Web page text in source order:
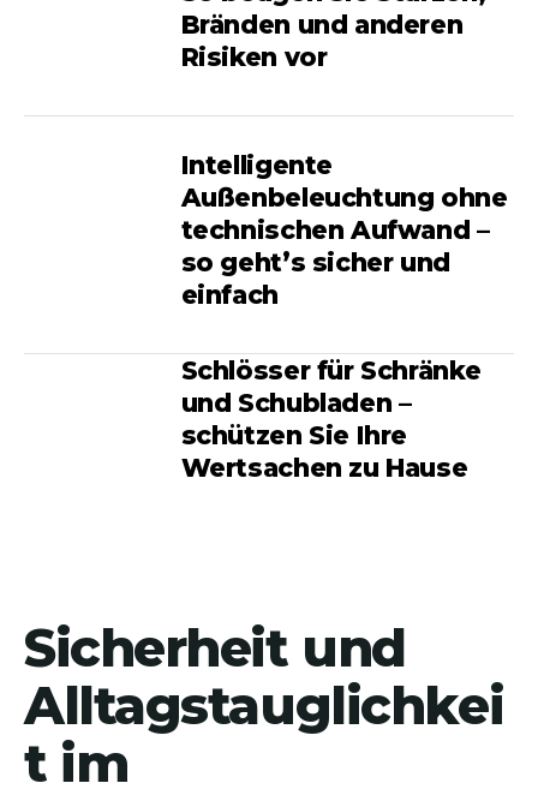
Bränden und anderen
Risiken vor
Intelligente
Außenbeleuchtung ohne
technischen Aufwand –
so geht’s sicher und
einfach
Schlösser für Schränke
und Schubladen –
schützen Sie Ihre
Wertsachen zu Hause
Sicherheit und
Alltagstauglichkei
t im